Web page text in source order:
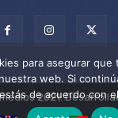
2021.
para asegurar que
web. Si
de acuerdo con